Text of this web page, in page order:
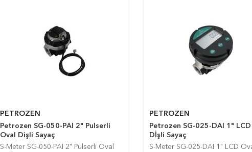
PETROZEN
Petrozen SG-050-PAI 2" Pulserli
Oval Dişli Sayaç
S-Meter SG-050-PAI 2" Pulserli Oval
PETROZEN
Petrozen SG-025-DAI 1" LCD Oval
Dİşli Sayaç
S-Meter SG-025-DAI 1" LCD Oval Dİşli